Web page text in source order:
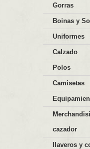
Gorras
Boinas y
Uniformes
Calzado
Polos
Camisetas
cazador
llaveros y